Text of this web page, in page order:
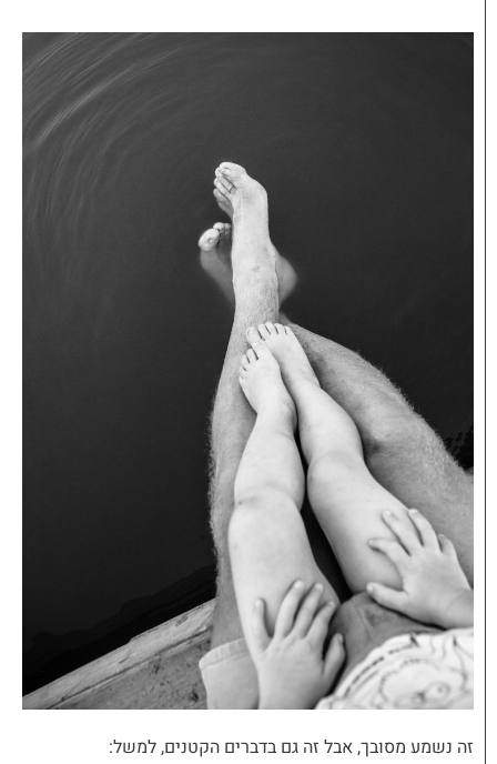
זה נשמע מסובך, אבל זה גם בדברים הקטנים, למשל: